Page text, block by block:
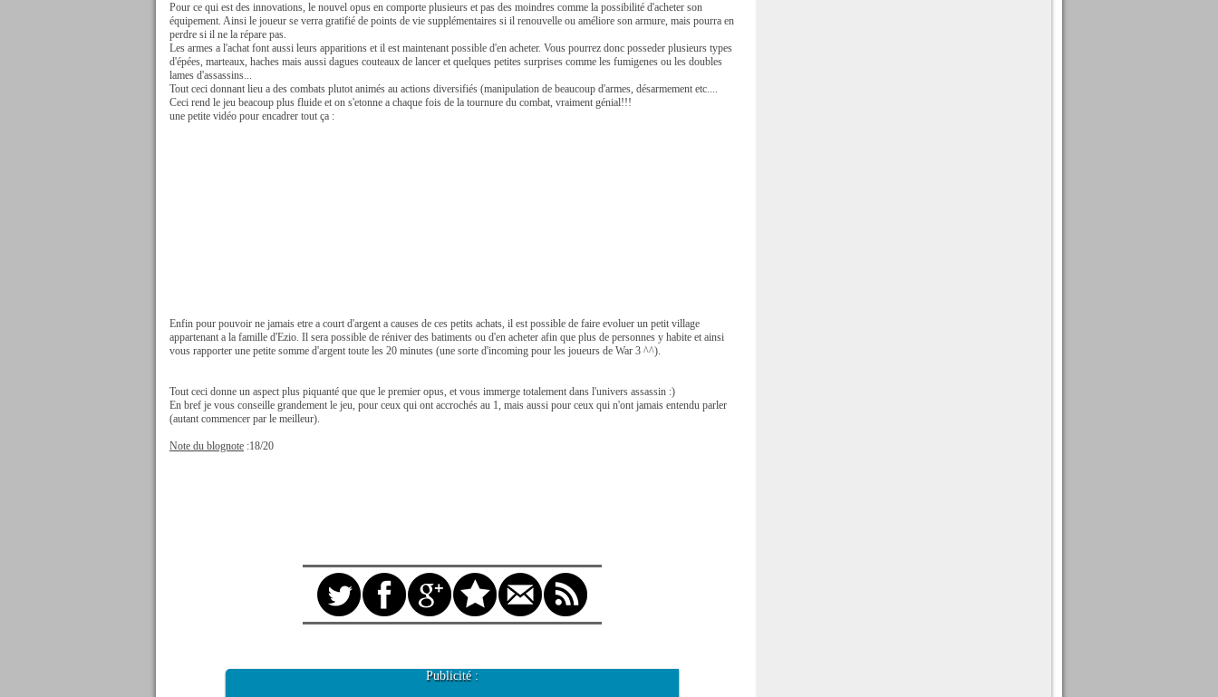
Pour ce qui est des innovations, le nouvel opus en comporte plusieurs et pas des moindres comme la possibilité d'acheter son
équipement. Ainsi le joueur se verra gratifié de points de vie supplémentaires si il renouvelle ou améliore son armure, mais pourra en
perdre si il ne la répare pas.
Les armes a l'achat font aussi leurs apparitions et il est maintenant possible d'en acheter. Vous pourrez donc posseder plusieurs types
d'épées, marteaux, haches mais aussi dagues couteaux de lancer et quelques petites surprises comme les fumigenes ou les doubles
lames d'assassins...
Tout ceci donnant lieu a des combats plutot animés au actions diversifiés (manipulation de beaucoup d'armes, désarmement etc....
Ceci rend le jeu beacoup plus fluide et on s'etonne a chaque fois de la tournure du combat, vraiment génial!!!
une petite vidéo pour encadrer tout ça :
Enfin pour pouvoir ne jamais etre a court d'argent a causes de ces petits achats, il est possible de faire evoluer un petit village
appartenant a la famille d'Ezio. Il sera possible de réniver des batiments ou d'en acheter afin que plus de personnes y habite et ainsi
vous rapporter une petite somme d'argent toute les 20 minutes (une sorte d'incoming pour les joueurs de War 3 ^^).
Tout ceci donne un aspect plus piquanté que que le premier opus, et vous immerge totalement dans l'univers assassin :)
En bref je vous conseille grandement le jeu, pour ceux qui ont accrochés au 1, mais aussi pour ceux qui n'ont jamais entendu parler
(autant commencer par le meilleur).
Note du blognote :18/20
Publicité :